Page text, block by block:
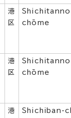
港
区
Shichitanno
chōme
港
区
chōme
港
Shichiban-